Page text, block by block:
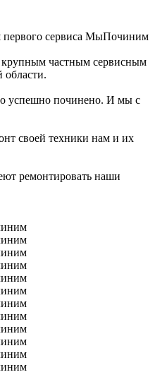
первого сервиса МыПочиним
частным сервисным
успешно починено. И мы с
своей техники нам и их
ремонтировать наши